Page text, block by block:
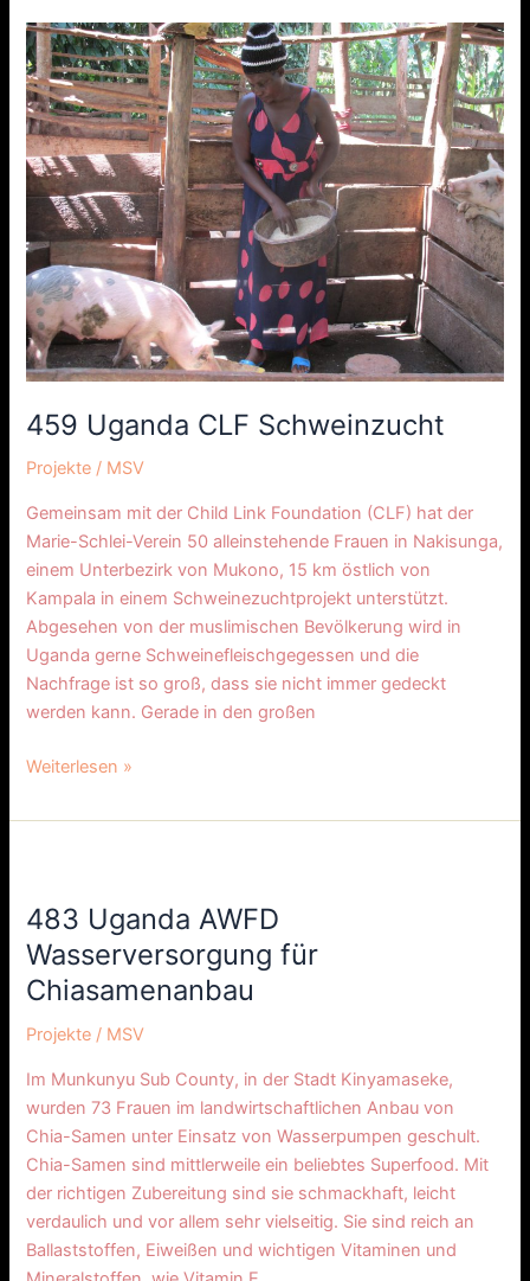
459 Uganda CLF Schweinzucht
Projekte / MSV
Gemeinsam mit der Child Link Foundation (CLF) hat der
Marie-Schlei-Verein 50 alleinstehende Frauen in Nakisunga,
einem Unterbezirk von Mukono, 15 km östlich von
Kampala in einem Schweinezuchtprojekt unterstützt.
Abgesehen von der muslimischen Bevölkerung wird in
Uganda gerne Schweinefleischgegessen und die
Nachfrage ist so groß, dass sie nicht immer gedeckt
werden kann. Gerade in den großen
459
Uganda
CLF
Schweinzucht
Weiterlesen »
483 Uganda AWFD
Wasserversorgung für
Chiasamenanbau
Projekte / MSV
Im Munkunyu Sub County, in der Stadt Kinyamaseke,
wurden 73 Frauen im landwirtschaftlichen Anbau von
Chia-Samen unter Einsatz von Wasserpumpen geschult.
Chia-Samen sind mittlerweile ein beliebtes Superfood. Mit
der richtigen Zubereitung sind sie schmackhaft, leicht
verdaulich und vor allem sehr vielseitig. Sie sind reich an
Ballaststoffen, Eiweißen und wichtigen Vitaminen und
AWFD
Wasserversorgung
für
Chiasamenanbau